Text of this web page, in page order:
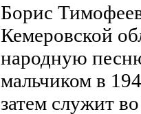
Борис
Кемеровской
народную
мальчиком в
затем служит